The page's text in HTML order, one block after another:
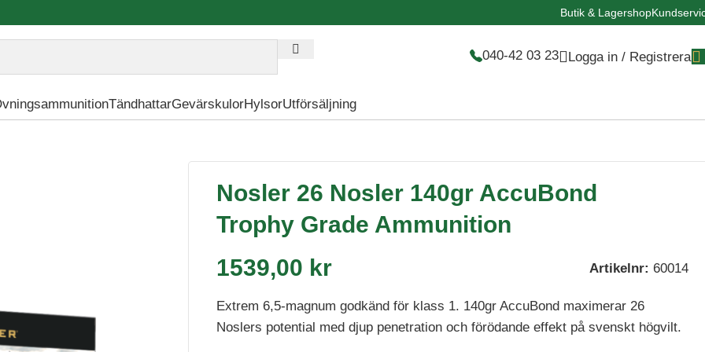
Butik & Lagershop
040-42 03 23 Logga in / Registrera
TändhattarGevärskulorHylsorUtförsäljning
Trophy Grade Ammunition
Nosler 26 Nosler 140gr AccuBond
Trophy Grade Ammunition
1539,00 kr Artikelnr: 60014
Extrem 6,5-magnum godkänd för klass 1. 140gr AccuBond maximerar 26
Noslers potential med djup penetration och förödande effekt på svenskt högvilt.